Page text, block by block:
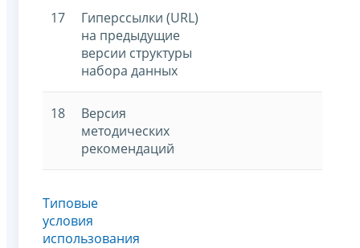
17
Гиперссылки (URL)
на предыдущие
версии структуры
набора данных
18
Версия
методических
рекомендаций
Типовые
условия
использования